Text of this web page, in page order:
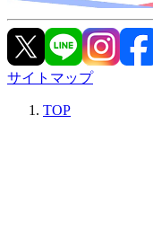
サイトマップ
TOP